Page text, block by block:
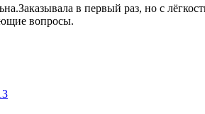
в первый раз, но с
вопросы.